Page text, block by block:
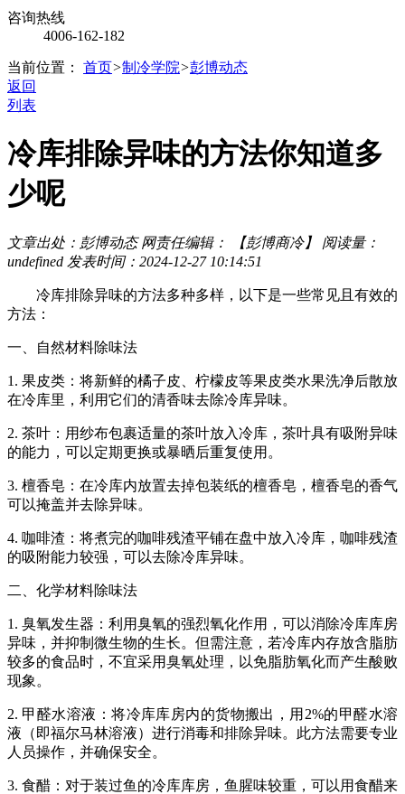
咨询热线
4006-162-182
当前位置： 首页>制冷学院>彭博动态
返回
列表
冷库排除异味的方法你知道多
少呢
文章出处：彭博动态 网责任编辑： 【彭博商冷】 阅读量：
undefined 发表时间：2024-12-27 10:14:51
冷库排除异味的方法多种多样，以下是一些常见且有效的
方法：
一、自然材料除味法
1. 果皮类：将新鲜的橘子皮、柠檬皮等果皮类水果洗净后散放
在冷库里，利用它们的清香味去除冷库异味。
2. 茶叶：用纱布包裹适量的茶叶放入冷库，茶叶具有吸附异味
的能力，可以定期更换或暴晒后重复使用。
3. 檀香皂：在冷库内放置去掉包装纸的檀香皂，檀香皂的香气
可以掩盖并去除异味。
4. 咖啡渣：将煮完的咖啡残渣平铺在盘中放入冷库，咖啡残渣
的吸附能力较强，可以去除冷库异味。
二、化学材料除味法
1. 臭氧发生器：利用臭氧的强烈氧化作用，可以消除冷库库房
异味，并抑制微生物的生长。但需注意，若冷库内存放含脂肪
较多的食品时，不宜采用臭氧处理，以免脂肪氧化而产生酸败
现象。
2. 甲醛水溶液：将冷库库房内的货物搬出，用2%的甲醛水溶
液（即福尔马林溶液）进行消毒和排除异味。此方法需要专业
人员操作，并确保安全。
3. 食醋：对于装过鱼的冷库库房，鱼腥味较重，可以用食醋来